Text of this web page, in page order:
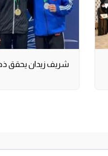
شريف زيدان يحقق